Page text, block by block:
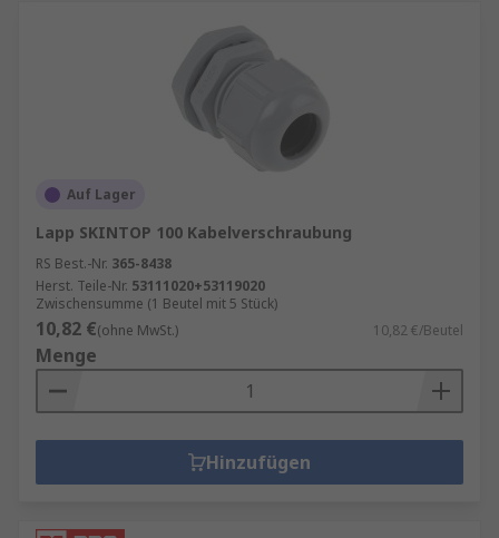
Auf Lager
Lapp SKINTOP 100 Kabelverschraubung
RS Best.-Nr. 365-8438
Herst. Teile-Nr. 53111020+53119020
Zwischensumme (1 Beutel mit 5 Stück)
10,82 €(ohne MwSt.) 10,82 €/Beutel
Menge
Hinzufügen